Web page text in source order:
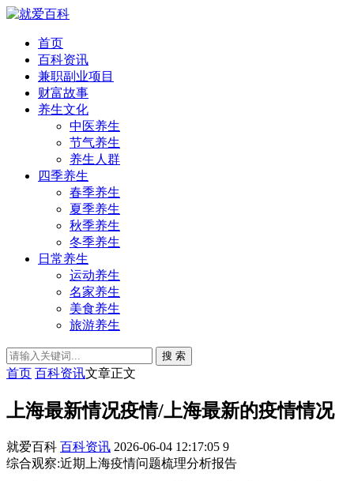
首页
百科资讯
兼职副业项目
财富故事
养生文化
中医养生
节气养生
养生人群
四季养生
春季养生
夏季养生
秋季养生
冬季养生
日常养生
运动养生
名家养生
美食养生
旅游养生
搜 索
首页 百科资讯文章正文
上海最新情况疫情/上海最新的疫情情况
就爱百科 百科资讯 2026-06-04 12:17:05 9
综合观察:近期上海疫情问题梳理分析报告